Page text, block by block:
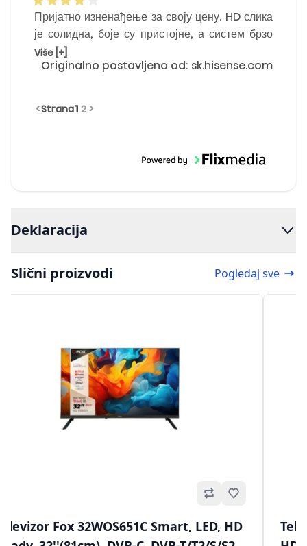
Пријатно изненађење за своју цену. HD слика
је солидна, боје су пристојне, а систем брзо
реагује. Звук је просечан и 60 Hz је приметно
током спорта или игара, али је сасвим
а. Све у свему, једноставан, поуздан паметни
Više [+]
Originalno postavljeno od: sk.hisense.com
<Strana1 2 >
Deklaracija
Slični proizvodi Pogledaj sve
Omiljeno
Hisense H32A4N Smart, LED,